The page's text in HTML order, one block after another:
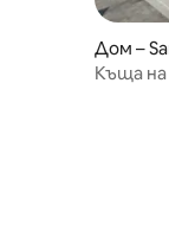
Дом –
Къща